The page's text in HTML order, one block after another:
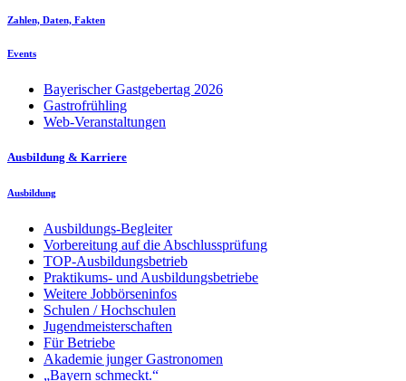
Zahlen, Daten, Fakten
Events
Bayerischer Gastgebertag 2026
Gastrofrühling
Web-Veranstaltungen
Ausbildung & Karriere
Ausbildung
Ausbildungs-Begleiter
Vorbereitung auf die Abschlussprüfung
TOP-Ausbildungsbetrieb
Praktikums- und Ausbildungsbetriebe
Weitere Jobbörseninfos
Schulen / Hochschulen
Jugendmeisterschaften
Für Betriebe
Akademie junger Gastronomen
„Bayern schmeckt.“